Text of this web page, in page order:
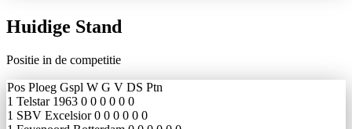
Huidige Stand
Positie in de competitie
Pos Ploeg Gspl W G V DS Ptn
1 Telstar 1963 0 0 0 0 0 0
1 SBV Excelsior 0 0 0 0 0 0